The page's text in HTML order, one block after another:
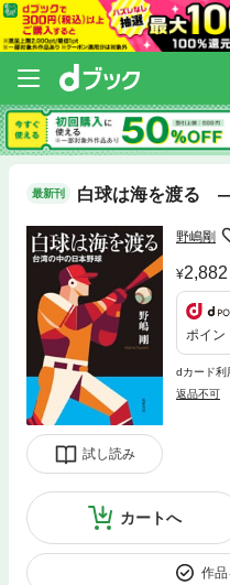
最新刊 白球は海を渡る
試し読み
野嶋剛
2,882
ポイン
dカード利
返品不可
カートへ
作